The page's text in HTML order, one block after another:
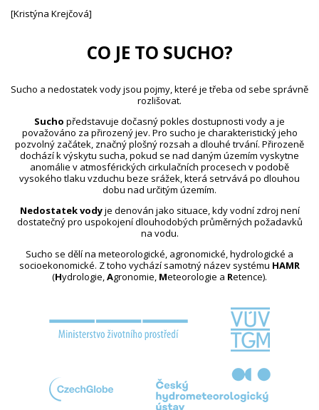
[Kristýna Krejčová]
CO JE TO SUCHO?
Sucho a nedostatek vody jsou pojmy, které je třeba od sebe správně
rozlišovat.
Sucho představuje dočasný pokles dostupnosti vody a je
považováno za přirozený jev. Pro sucho je charakteristický jeho
pozvolný začátek, značný plošný rozsah a dlouhé trvání. Přirozeně
dochází k výskytu sucha, pokud se nad daným územím vyskytne
anomálie v atmosférických cirkulačních procesech v podobě
vysokého tlaku vzduchu beze srážek, která setrvává po dlouhou
dobu nad určitým územím.
Nedostatek vodyje definován jako situace, kdy vodní zdroj není
dostatečný pro uspokojení dlouhodobých průměrných požadavků
na vodu.
Sucho se dělí na meteorologické, agronomické, hydrologické a
socioekonomické. Z toho vychází samotný název systému HAMR
(Hydrologie,Agronomie, Meteorologie a Retence).